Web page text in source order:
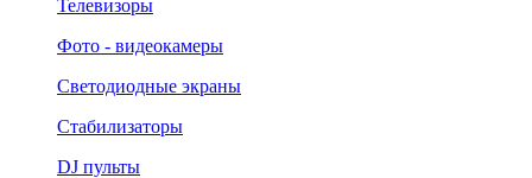
Телевизоры
Фото - видеокамеры
Светодиодные экраны
Стабилизаторы
DJ пульты